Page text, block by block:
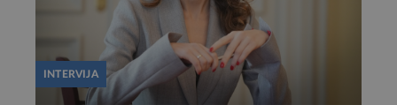
INTERVIJA